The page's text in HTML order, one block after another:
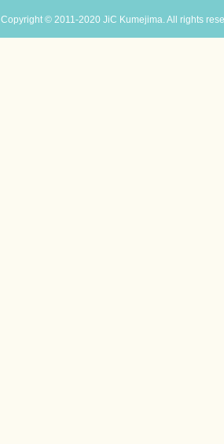
Copyright © 2011-2020 JiC Kumejima. All rights